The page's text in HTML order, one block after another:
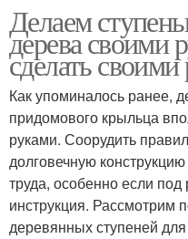
Делаем
дерева своими
сделать
Как упоминалось ранее,
придомового крыльца
руками. Соорудить
долговечную
труда, особенно если
инструкция. Рассмотрим
деревянных ступеней